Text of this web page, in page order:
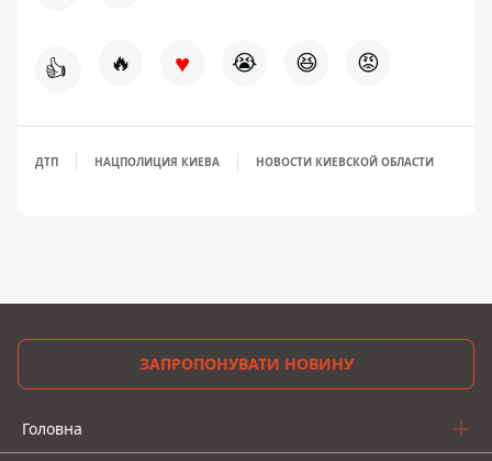
👍 🔥 ♥ 😭 😆 😡
ДТП НАЦПОЛИЦИЯ КИЕВА НОВОСТИ КИЕВСКОЙ ОБЛАСТИ
ЗАПРОПОНУВАТИ НОВИНУ
Головна